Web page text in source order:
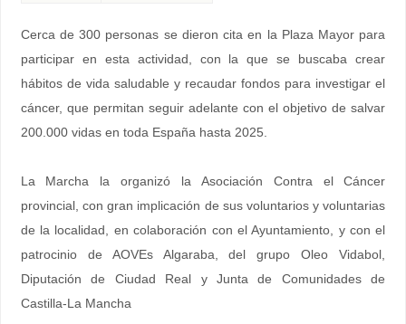
Cerca de 300 personas se dieron cita en la Plaza Mayor para
participar en esta actividad, con la que se buscaba crear
hábitos de vida saludable y recaudar fondos para investigar el
cáncer, que permitan seguir adelante con el objetivo de salvar
200.000 vidas en toda España hasta 2025.
La Marcha la organizó la Asociación Contra el Cáncer
provincial, con gran implicación de sus voluntarios y voluntarias
de la localidad, en colaboración con el Ayuntamiento, y con el
patrocinio de AOVEs Algaraba, del grupo Oleo Vidabol,
Diputación de Ciudad Real y Junta de Comunidades de
Castilla-La Mancha